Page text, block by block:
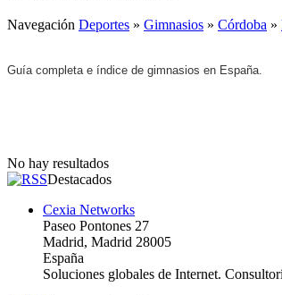
Navegación Deportes » Gimnasios » Córdoba »
Guía completa e índice de gimnasios en España.
No hay resultados
Destacados
Cexia Networks
Paseo Pontones 27
Madrid, Madrid 28005
España
Soluciones globales de Internet.